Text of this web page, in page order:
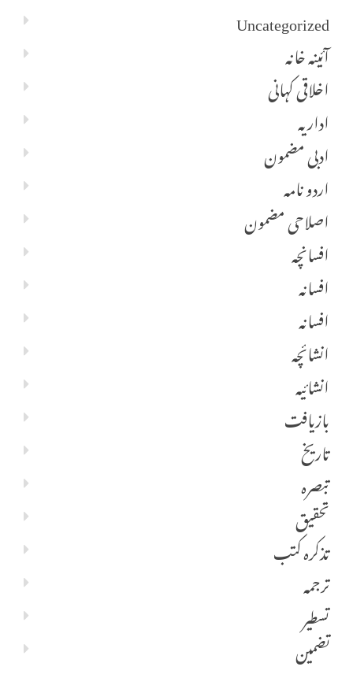
Uncategorized
آئینہ خانہ
اخلاقی کہانی
اداریہ
ادبی مضمون
اردو نامہ
اصلاحی مضمون
افسانچہ
افسانہ
افسانہ
انشائچہ
انشائیہ
بازیافت
تاریخ
تبصرہ
تحقیق
تذکرہ کتب
ترجمہ
تسطیر
تضمین